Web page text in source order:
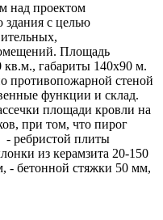
над проектом
здания с целью
Площадь
кв.м., габариты 140х90 м.
противопожарной стеной
функции и склад.
площади кровли на
при том, что пирог
- ребристой плиты
из керамзита 20-150
- бетонной стяжки 50 мм,